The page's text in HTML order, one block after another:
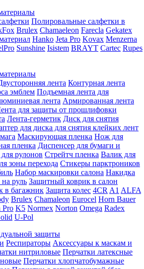
Полировальные салфетки в
Brulex Chamaeleon Farecla Gekatex
Hanko Jeta Pro Kovax Menzerna
Sunshine Isistem BRAYT Cartec Rupes
лента Контурная лента
эмблем Подъемная лента для
лента Армированная лента
для защиты от прошлифовки
Лента-герметик Диск для снятия
для диска для снятия клейких лент
Маскирующая пленка Нож для
пленка Диспенсер для бумаги и
рулонов Стрейтч пленка Валик для
зоны перехода Стикеры парктроников
Набор маскировки салона Накидка
руль Защитный коврик в салон
в багажник Защита колес 4CR A1 ALFA
Brulex Chamaleon Eurocel Horn Bauer
Pro K5 Normex Norton Omega Radex
U-Pol
защиты
Респираторы Аксессуары к маскам и
нитриловые Перчатки латексные
Перчатки хлопчатобумажные